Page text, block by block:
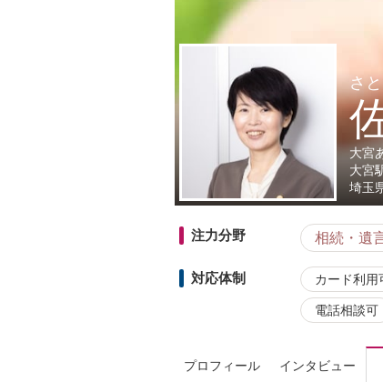
さ
大宮
大宮
埼玉
注力分野 相続・遺
対応体制 カード利用
電話相談可
プロフィール インタビュー